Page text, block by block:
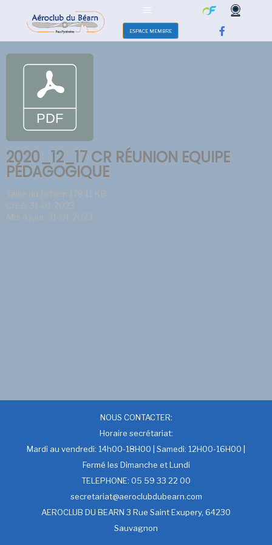
ESPACE MEMBRE
2020_12_17 CR RÉUNION EQUIPE
PÉDAGOGIQUE
Taille du fichier: 178.11 KB
Créé: 31-01-2023
Mis à jour: 31-01-2023
NOUS CONTACTER:
Horaire secrétariat:
Mardi au vendredi: 14h00-18H00 | Samedi: 12H00-16H00 |
Fermé les Dimanche et Lundi
TELEPHONE: 05 59 33 22 00
secretariat@aeroclubdubearn.com
AEROCLUB DU BEARN 3 Rue Saint Exupery, 64230
Sauvagnon